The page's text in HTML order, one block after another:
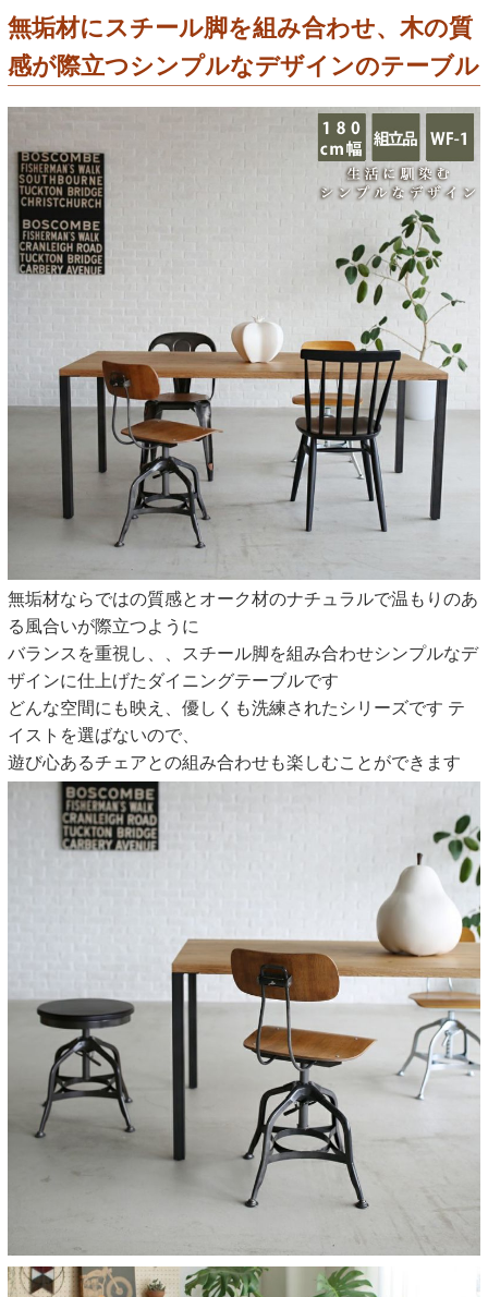
無垢材にスチール脚を組み合わせ、木の質
感が際立つシンプルなデザインのテーブル
無垢材ならではの質感とオーク材のナチュラルで温もりのあ
る風合いが際立つように
バランスを重視し、、スチール脚を組み合わせシンプルなデ
ザインに仕上げたダイニングテーブルです
どんな空間にも映え、優しくも洗練されたシリーズです テ
イストを選ばないので、
遊び心あるチェアとの組み合わせも楽しむことができます